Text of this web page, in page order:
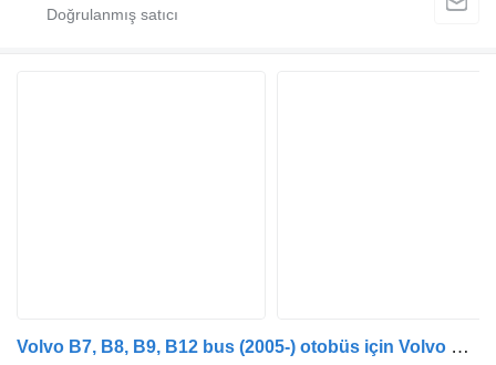
Volvo B7, B8, B9, B12 bus (2005-) otobüs için Volvo B9 (01.10-) 20732973 difrensiyel mili